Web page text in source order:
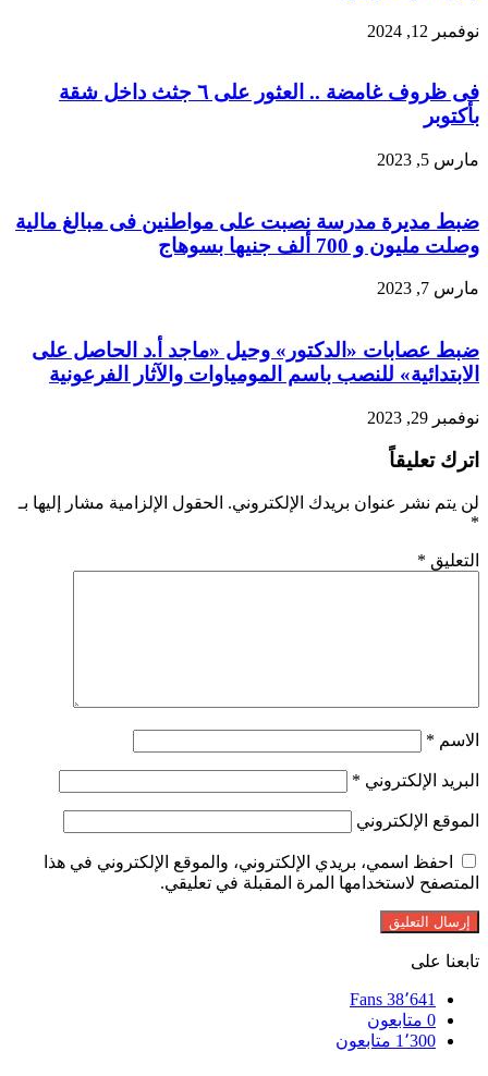
نوفمبر 12, 2024
فى ظروف غامضة .. العثور على ٦ جثث داخل شقة
بأكتوبر
مارس 5, 2023
ضبط مديرة مدرسة نصبت على مواطنين فى مبالغ مالية
وصلت مليون و 700 ألف جنيها بسوهاج
مارس 7, 2023
ضبط عصابات «الدكتور» وحيل «ماجد أ.د الحاصل على
الابتدائية» للنصب باسم المومياوات والآثار الفرعونية
نوفمبر 29, 2023
اترك تعليقاً
لن يتم نشر عنوان بريدك الإلكتروني. الحقول الإلزامية مشار إليها بـ
*
التعليق *
الاسم *
البريد الإلكتروني *
الموقع الإلكتروني
احفظ اسمي، بريدي الإلكتروني، والموقع الإلكتروني في هذا
المتصفح لاستخدامها المرة المقبلة في تعليقي.
تابعنا على
38٬641 Fans
0 متابعون
1٬300 متابعون